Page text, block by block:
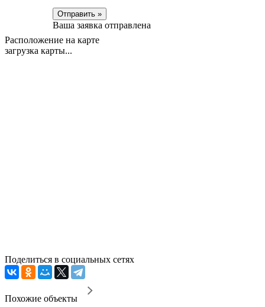
Отправить »
Ваша заявка отправлена
Расположение на карте
загрузка карты...
Поделиться в социальных сетях
Похожие объекты